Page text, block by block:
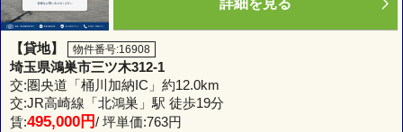
詳細を見る
【貸地】 物件番号:16908
埼玉県鴻巣市三ツ木312-1
交:圏央道「桶川加納IC」約12.0km
交:JR高崎線「北鴻巣」駅 徒歩19分
賃:495,000円/ 坪単価:763円